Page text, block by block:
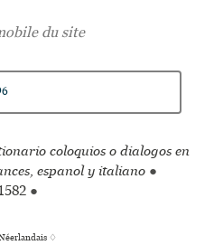
coloquios o dialogos en
espanol y italiano ●
●
♢